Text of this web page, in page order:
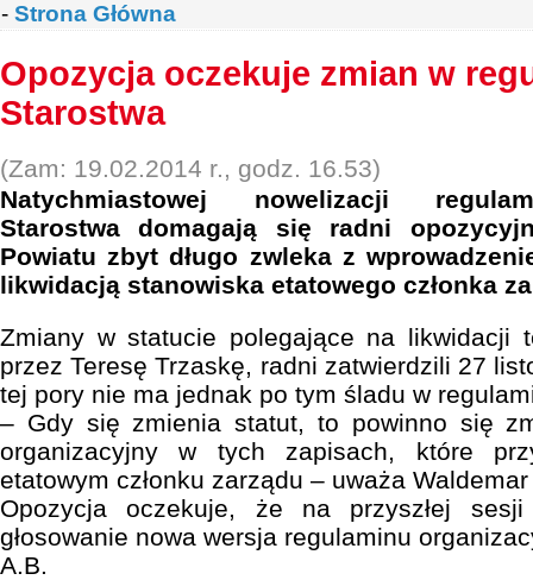
- Strona Główna
Opozycja oczekuje zmian w
Starostwa
(Zam: 19.02.2014 r., godz. 16.53)
Natychmiastowej nowelizacji
Starostwa domagają się radni
Powiatu zbyt długo zwleka z
likwidacją stanowiska etatowego członka
Zmiany w statucie polegające na likwidacji
przez Teresę Trzaskę, radni zatwierdzili 27
tej pory nie ma jednak po tym śladu w
– Gdy się zmienia statut, to powinno się
organizacyjny w tych zapisach, które
etatowym członku zarządu – uważa
Opozycja oczekuje, że na przyszłej
głosowanie nowa wersja regulaminu
A.B.